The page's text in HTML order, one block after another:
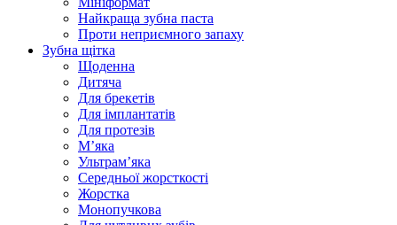
Найкраща зубна паста
Проти неприємного запаху
Зубна щітка
Щоденна
Дитяча
Для брекетів
Для імплантатів
Для протезів
Мʼяка
Ультрамʼяка
Середньої жорсткості
Жорстка
Монопучкова